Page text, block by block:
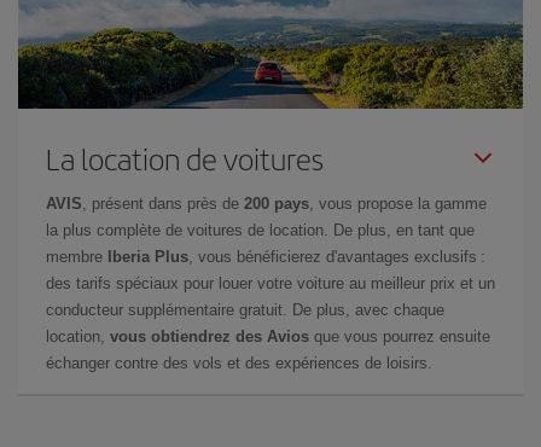
La location de voitures
AVIS, présent dans près de 200 pays, vous propose la gamme
la plus complète de voitures de location. De plus, en tant que
membre
Iberia Plus, vous bénéficierez d'avantages exclusifs :
des tarifs spéciaux pour louer votre voiture au meilleur prix et un
conducteur supplémentaire gratuit. De plus, avec chaque
location, vous obtiendrez des Avios que vous pourrez ensuite
échanger contre des vols et des expériences de loisirs.